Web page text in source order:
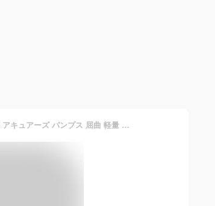
【期間限定クーポンあり】シックス 商事 アキュアーズ パンプス 屈曲 軽量 痛くない スクエアトゥ ローヒール 疲れない 立ち仕事 柔らかい AcureZ AO-10227 黒 ブラック 走れる 歩きやすい ぺたんこ フラットシューズ レディース 外反母趾 通勤 靴【2308】